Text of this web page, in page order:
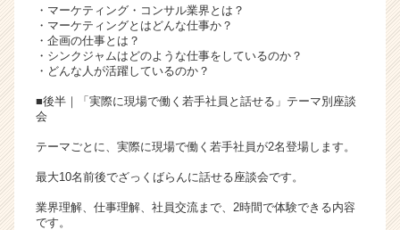
・マーケティング・コンサル業界とは？
・マーケティングとはどんな仕事か？
・企画の仕事とは？
・シンクジャムはどのような仕事をしているのか？
・どんな人が活躍しているのか？
■後半｜「実際に現場で働く若手社員と話せる」テーマ別座談
会
テーマごとに、実際に現場で働く若手社員が2名登場します。
最大10名前後でざっくばらんに話せる座談会です。
業界理解、仕事理解、社員交流まで、2時間で体験できる内容
です。